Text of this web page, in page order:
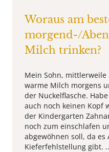
Woraus am
morgend-/
Milch trinken?
Mein Sohn, mittlerweile
warme Milch morgens
der Nuckelflasche.
auch noch keinen Kopf
der Kindergarten
noch zum einschlafen
abgewöhnen soll, da es
Kieferfehlstellung gibt.